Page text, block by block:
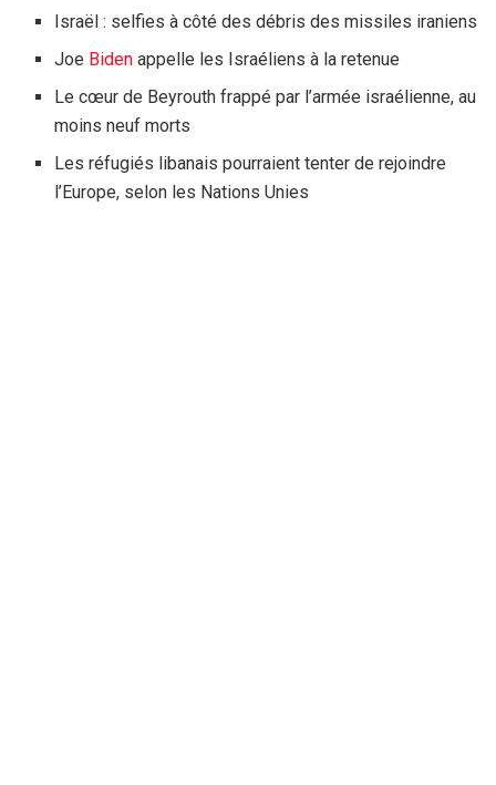
Israël : selfies à côté des débris des missiles iraniens
Joe Biden appelle les Israéliens à la retenue
Le cœur de Beyrouth frappé par l’armée israélienne, au
moins neuf morts
Les réfugiés libanais pourraient tenter de rejoindre
l’Europe, selon les Nations Unies